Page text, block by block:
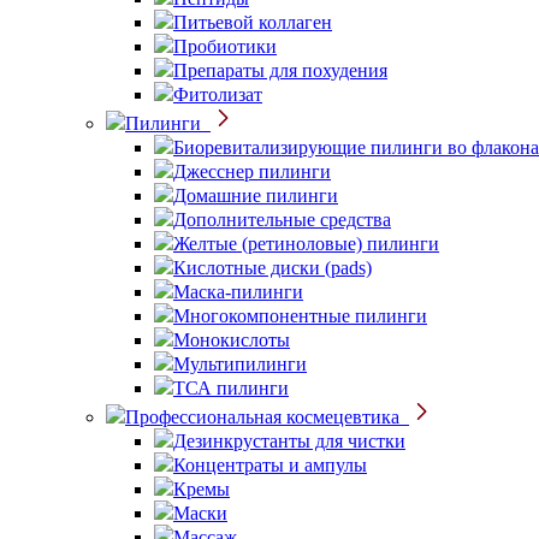
Питьевой коллаген
Пробиотики
Препараты для похудения
Фитолизат
Пилинги
Биоревитализирующие пилинги во
Джесснер пилинги
Домашние пилинги
Дополнительные средства
Желтые (ретиноловые) пилинги
Кислотные диски (pads)
Маска-пилинги
Многокомпонентные пилинги
Монокислоты
Мультипилинги
ТСА пилинги
Профессиональная космецевтика
Дезинкрустанты для чистки
Концентраты и ампулы
Кремы
Маски